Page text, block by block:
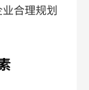
合理规划